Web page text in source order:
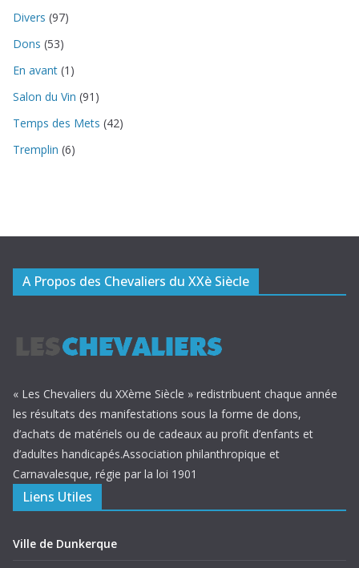
Divers (97)
Dons (53)
En avant (1)
Salon du Vin (91)
Temps des Mets (42)
Tremplin (6)
A Propos des Chevaliers du XXè Siècle
« Les Chevaliers du XXème Siècle » redistribuent chaque année
les résultats des manifestations sous la forme de dons,
d’achats de matériels ou de cadeaux au profit d’enfants et
d’adultes handicapés.Association philanthropique et
Carnavalesque, régie par la loi 1901
Liens Utiles
Ville de Dunkerque